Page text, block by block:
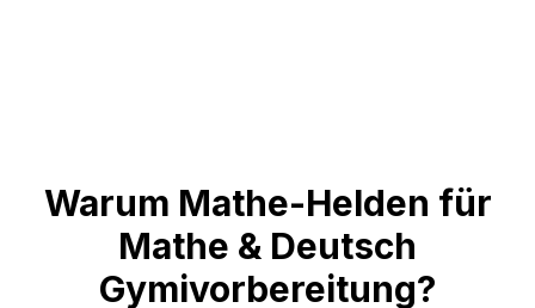
Warum Mathe-Helden für
Mathe & Deutsch
Gymivorbereitung?